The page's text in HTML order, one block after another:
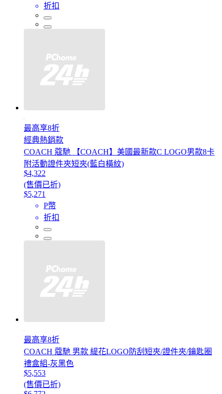
折扣
最高享8折
經典熱銷款
COACH 蔻馳 【COACH】美國最新款C LOGO男款8卡
附活動證件夾短夾(藍白橫紋)
$4,322
(售價已折)
$5,271
P幣
折扣
最高享8折
COACH 蔻馳 男款 緹花LOGO防刮短夾/證件夾/鑰匙圈
禮盒組-灰黑色
$5,553
(售價已折)